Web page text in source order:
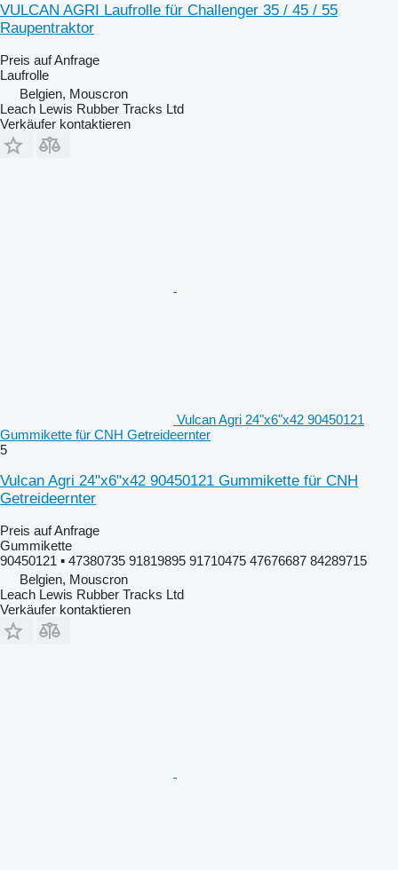
VULCAN AGRI Laufrolle für Challenger 35 / 45 / 55
Raupentraktor
Preis auf Anfrage
Laufrolle
Belgien, Mouscron
Leach Lewis Rubber Tracks Ltd
Verkäufer kontaktieren
Vulcan Agri 24"x6"x42 90450121
Gummikette für CNH Getreideernter
5
Vulcan Agri 24"x6"x42 90450121 Gummikette für CNH
Getreideernter
Preis auf Anfrage
Gummikette
90450121 ▪ 47380735 91819895 91710475 47676687 84289715
Belgien, Mouscron
Leach Lewis Rubber Tracks Ltd
Verkäufer kontaktieren